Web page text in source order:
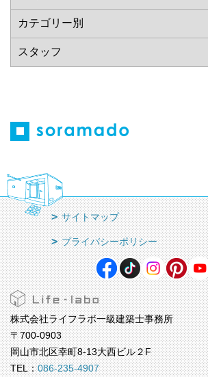
サイトマップ
プライバシーポリシー
株式会社ライフラボ一級建築士事務所
〒700-0903
岡山市北区幸町8-13大西ビル２F
TEL：086-235-4907